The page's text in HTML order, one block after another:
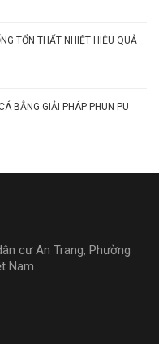
TỔN THẤT NHIỆT HIỆU QUẢ
BẰNG GIẢI PHÁP PHUN PU
cư An Trang, Phường
Nam.